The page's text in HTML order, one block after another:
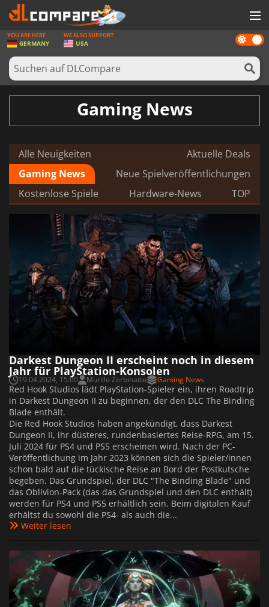
SPIELE
SPIEL KARTEN
SOFTWARE
NACHRICHTEN
ANMELDEN ODER REGISTRIEREN
Dark
mode
YOU ARE HERE
GERMANY
WE ALSO SUPPORT
USA
Gaming News
Alle Neuigkeiten
Aktuelle Deals
Gaming News
Neue Spielveröffentlichungen
Kostenlose Spiele
Hardware-News TOP
Darkest Dungeon II erscheint noch in diesem
Jahr für PlayStation-Konsolen
19.04.2024, 15:00 Murillo Zerbinatto Gaming News
Red Hook Studios lädt PlayStation-Spieler ein, ihren Roadtrip
in Darkest Dungeon II zu beginnen, der den DLC The Binding
Blade enthält.
Die Red Hook Studios haben angekündigt, dass Darkest
Dungeon II, ihr düsteres, rundenbasiertes Reise-RPG, am 15.
Juli 2024 für PS4 und PS5 erscheinen wird. Nach der PC-
Veröffentlichung im Jahr 2023 können sich die Spieler/innen
schon bald auf die tückische Reise an Bord der Postkutsche
begeben. Das Grundspiel, der DLC "The Binding Blade" und
das Oblivion-Pack (das das Grundspiel und den DLC enthält)
werden für PS4 und PS5 erhältlich sein. Beim digitalen Kauf
erhältst du sowohl die PS4- als auch die...
Weiter lesen